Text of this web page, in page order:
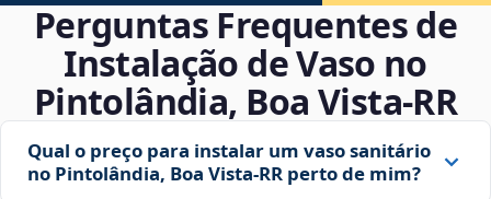
Perguntas Frequentes de
Instalação de Vaso no
Pintolândia, Boa Vista‑RR
Qual o preço para instalar um vaso sanitário
no Pintolândia, Boa Vista‑RR perto de mim?